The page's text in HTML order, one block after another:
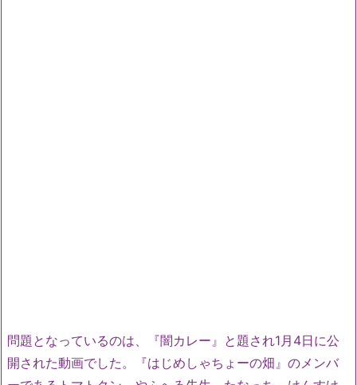
問題となっているのは、『闇カレー』と題され1月4日に公
開された動画でした。『はじめしゃちょーの畑』のメンバ